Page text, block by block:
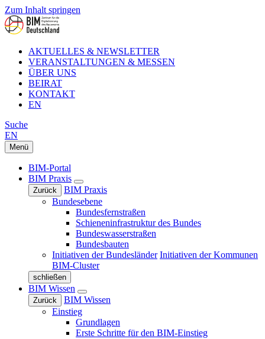
Zum Inhalt springen
AKTUELLES & NEWSLETTER
VERANSTALTUNGEN & MESSEN
ÜBER UNS
BEIRAT
KONTAKT
EN
Suche
EN
Menü
BIM-Portal
BIM Praxis
Zurück
BIM Praxis
Bundesebene
Bundesfernstraßen
Schieneninfrastruktur des Bundes
Bundeswasserstraßen
Bundesbauten
Initiativen der Bundesländer Initiativen der Kommunen
BIM-Cluster
schließen
BIM Wissen
Zurück
BIM Wissen
Einstieg
Grundlagen
Erste Schritte für den BIM-Einstieg